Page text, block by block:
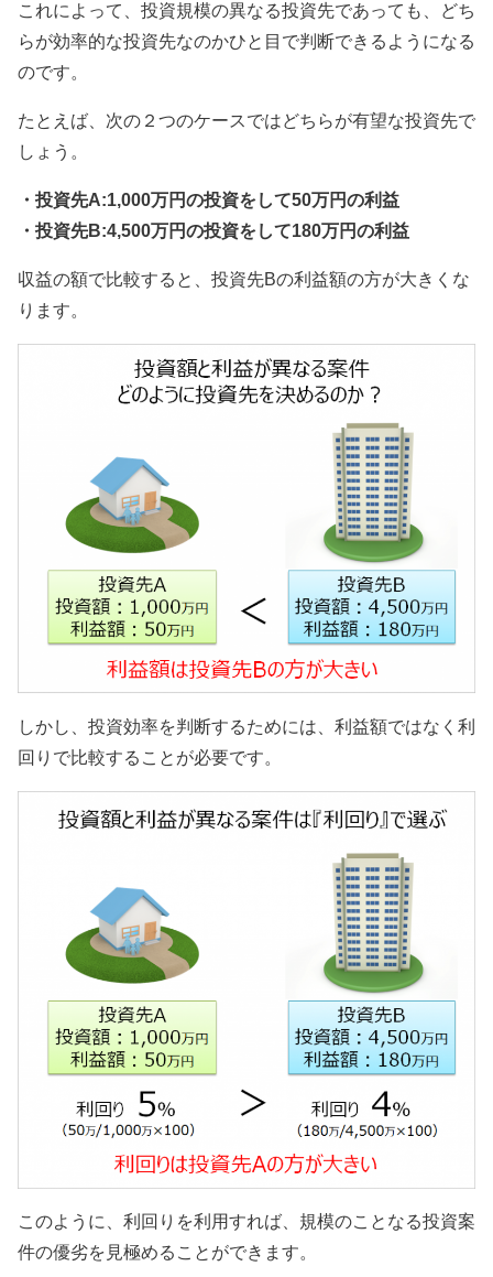
これによって、投資規模の異なる投資先であっても、どち
らが効率的な投資先なのかひと目で判断できるようになる
のです。
たとえば、次の２つのケースではどちらが有望な投資先で
しょう。
・投資先A:1,000万円の投資をして50万円の利益
・投資先B:4,500万円の投資をして180万円の利益
収益の額で比較すると、投資先Bの利益額の方が大きくな
ります。
しかし、投資効率を判断するためには、利益額ではなく利
回りで比較することが必要です。
このように、利回りを利用すれば、規模のことなる投資案
件の優劣を見極めることができます。